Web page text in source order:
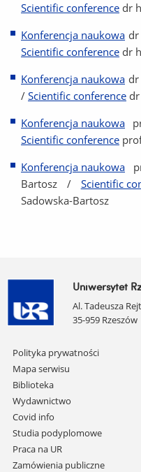
Scientific conference dr
Konferencja naukowa
Scientific conference dr
Konferencja naukowa
/ Scientific conference
Konferencja naukowa
Scientific conference
Konferencja naukowa
Bartosz / Scientific
Sadowska-Bartosz
Uniwersytet
Al. Tadeusza
35-959 Rzeszów
Pomiń
nawigację
i
przejdź
do
treści
Polityka prywatności
Mapa serwisu
Biblioteka
Wydawnictwo
Covid info
Studia podyplomowe
Praca na UR
Zamówienia publiczne